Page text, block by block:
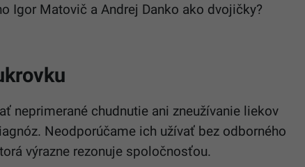
Igor Matovič a Andrej Danko ako dvojičky?
neprimerané chudnutie ani zneužívanie liekov
Neodporúčame ich užívať bez odborného
výrazne rezonuje spoločnosťou.